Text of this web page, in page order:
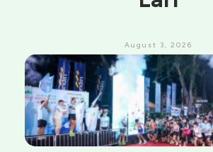
August 3, 2026